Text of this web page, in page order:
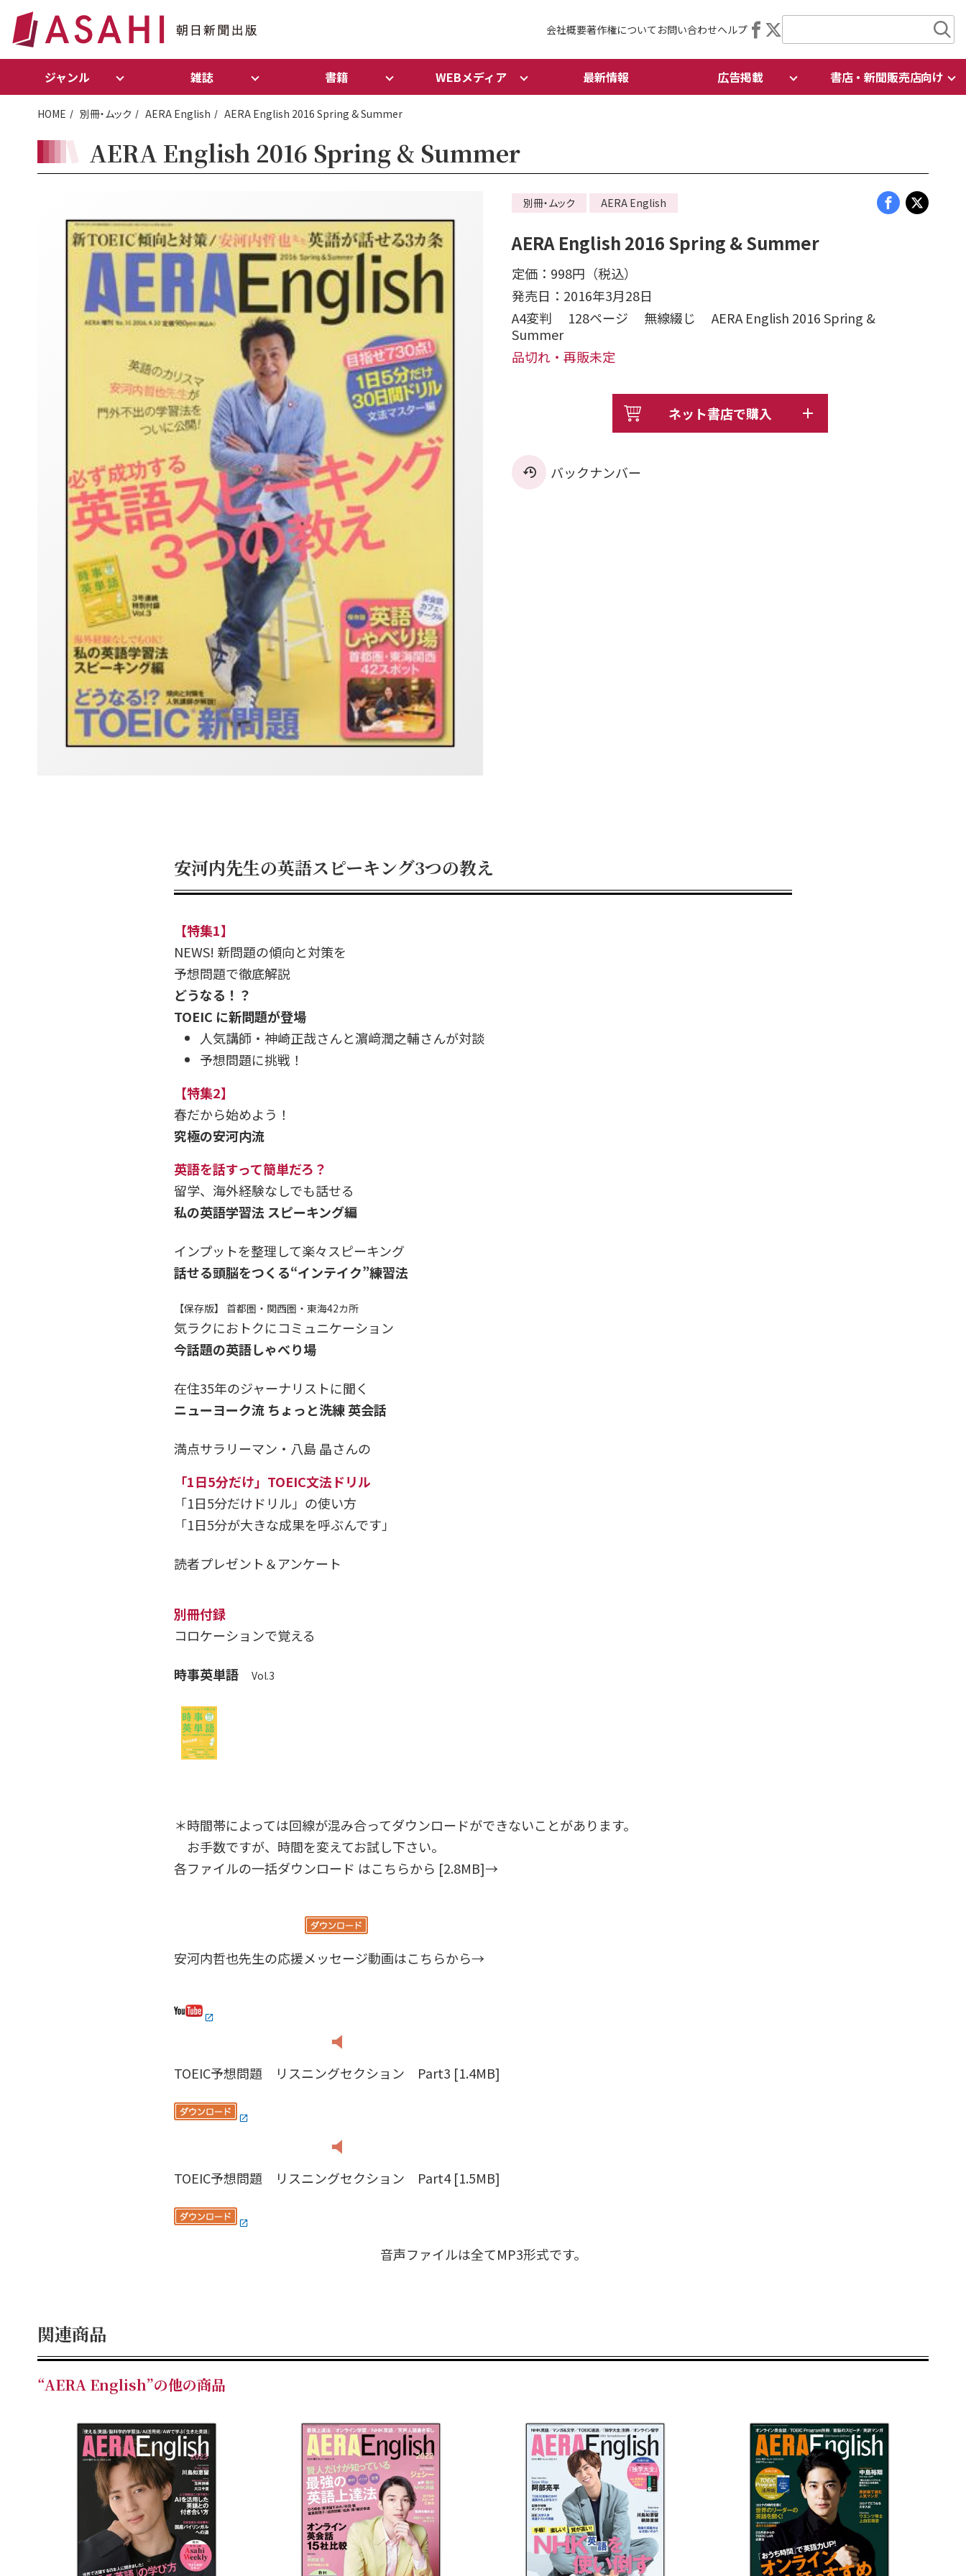
会社概要著作権について お問い合わせヘルプ
ジャンル 雑誌 書籍 WEBメディア 最新情報 広告掲載 書店・新聞販売店向け
HOME 別冊・ムック AERA English AERA English 2016 Spring & Summer
AERA English 2016 Spring & Summer
別冊・ムック AERA English
AERA English 2016 Spring & Summer
定価：998円（税込）
発売日：2016年3月28日
A4変判 128ページ 無線綴じ AERA English 2016 Spring &
Summer
品切れ・再販未定
ネット書店で購入
バックナンバー
安河内先生の英語スピーキング3つの教え
【特集1】
NEWS! 新問題の傾向と対策を
予想問題で徹底解説
どうなる！？
TOEIC に新問題が登場
人気講師・神崎正哉さんと濵﨑潤之輔さんが対談
予想問題に挑戦！
【特集2】
春だから始めよう！
究極の安河内流
英語を話すって簡単だろ？
留学、海外経験なしでも話せる
私の英語学習法 スピーキング編
インプットを整理して楽々スピーキング
話せる頭脳をつくる“インテイク”練習法
【保存版】 首都圏・関西圏・東海42カ所
気ラクにおトクにコミュニケーション
今話題の英語しゃべり場
在住35年のジャーナリストに聞く
ニューヨーク流 ちょっと洗練 英会話
満点サラリーマン・八島 晶さんの
「1日5分だけ」TOEIC文法ドリル
「1日5分だけドリル」の使い方
「1日5分が大きな成果を呼ぶんです」
読者プレゼント＆アンケート
別冊付録
コロケーションで覚える
時事英単語 Vol.3
＊時間帯によっては回線が混み合ってダウンロードができないことがあります。
お手数ですが、時間を変えてお試し下さい。
各ファイルの一括ダウンロード はこちらから [2.8MB]→
安河内哲也先生の応援メッセージ動画はこちらから→
TOEIC予想問題 リスニングセクション Part3 [1.4MB]
TOEIC予想問題 リスニングセクション Part4 [1.5MB]
音声ファイルは全てMP3形式です。
関連商品
“AERA English”の他の商品